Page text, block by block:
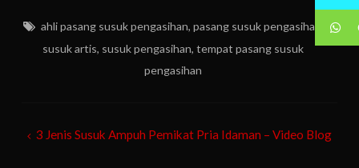
ahli pasang susuk pengasihan, pasang susuk pengasihan
susuk artis, susuk pengasihan,tempat pasang susuk
pengasihan
Post
3 Jenis Susuk Ampuh Pemikat Pria Idaman – Video Blog